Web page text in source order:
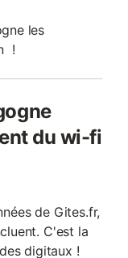
les
!
du wi-fi
de Gites.fr,
C'est la
digitaux !